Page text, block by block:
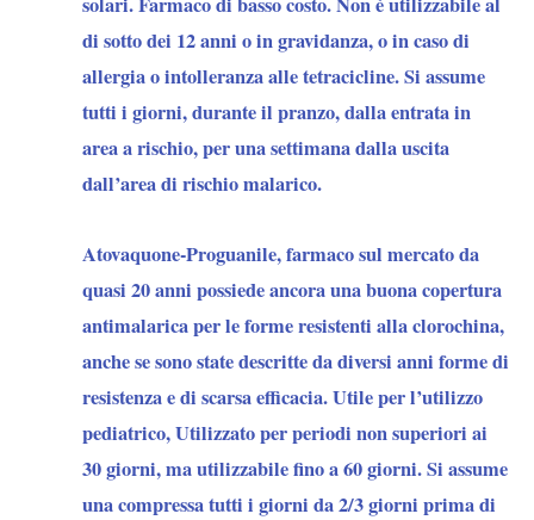
di sotto dei 12 anni o in gravidanza, o in caso di
allergia o intolleranza alle tetracicline. Si assume
tutti i giorni, durante il pranzo, dalla entrata in
area a rischio, per una settimana dalla uscita
dall’area di rischio malarico.
Atovaquone-Proguanile, farmaco sul mercato da
quasi 20 anni possiede ancora una buona copertura
antimalarica per le forme resistenti alla clorochina,
anche se sono state descritte da diversi anni forme di
resistenza e di scarsa efficacia. Utile per l’utilizzo
pediatrico, Utilizzato per periodi non superiori ai
30 giorni, ma utilizzabile fino a 60 giorni. Si assume
una compressa tutti i giorni da 2/3 giorni prima di